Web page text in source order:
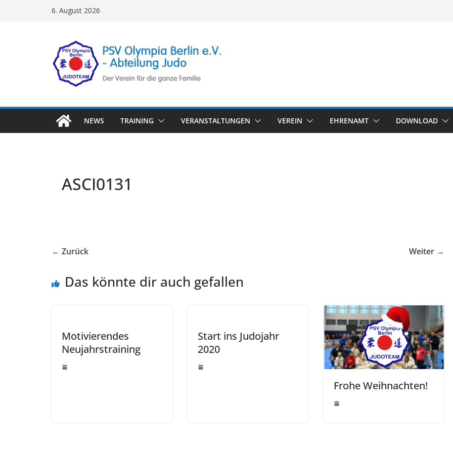
6. August 2026
NEWS TRAINING VERANSTALTUNGEN VEREIN EHRENAMT DOWNLOAD
ASCI0131
← Zurück Weiter →
Das könnte dir auch gefallen
Motivierendes
Neujahrstraining
Start ins Judojahr
2020
Frohe Weihnachten!